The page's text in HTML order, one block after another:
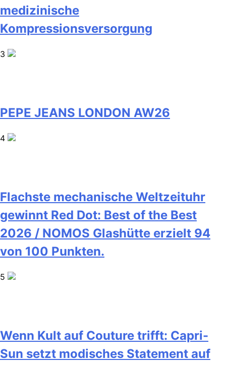
medizinische
Kompressionsversorgung
3
PEPE JEANS LONDON AW26
4
Flachste mechanische Weltzeituhr
gewinnt Red Dot: Best of the Best
2026 / NOMOS Glashütte erzielt 94
von 100 Punkten.
5
Wenn Kult auf Couture trifft: Capri-
Sun setzt modisches Statement auf